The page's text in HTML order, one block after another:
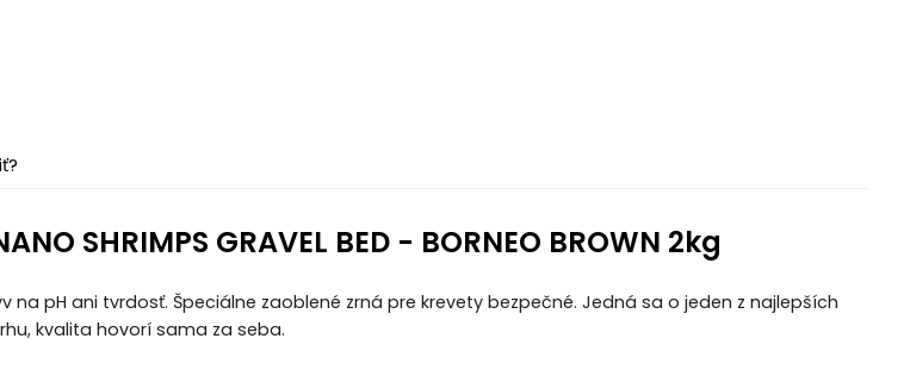
SHRIMPS GRAVEL BED - BORNEO BROWN 2kg
na pH ani tvrdosť. Špeciálne zaoblené zrná pre krevety bezpečné. Jedná sa o jeden z najlepších
kvalita hovorí sama za seba.